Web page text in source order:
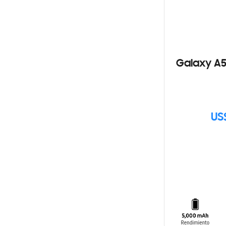
Galaxy